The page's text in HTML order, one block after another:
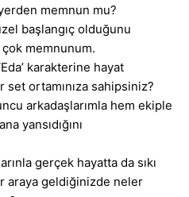
memnun mu?
başlangıç olduğunu
memnunum.
karakterine hayat
ortamınıza sahipsiniz?
arkadaşlarımla hem ekiple
yansıdığını
gerçek hayatta da sıkı
araya geldiğinizde neler